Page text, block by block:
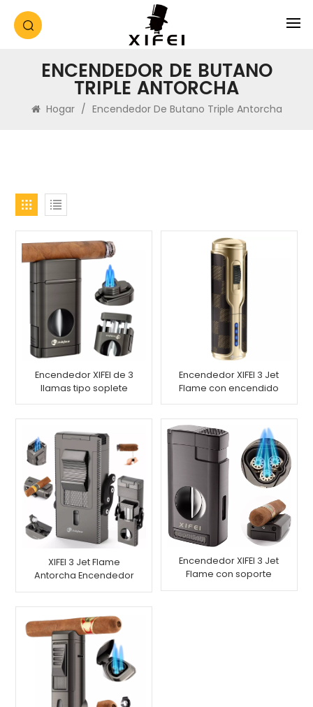
ENCENDEDOR DE BUTANO
TRIPLE ANTORCHA
Hogar / Encendedor De Butano Triple Antorcha
Encendedor XIFEI de 3
llamas tipo soplete
con cortador en V con
Encendedor XIFEI 3 Jet
Flame con encendido
electrónico
XIFEI 3 Jet Flame
Antorcha Encendedor
con Cigar Vcutter
Enhancer
Encendedor XIFEI 3 Jet
Flame con soporte
para cortador de